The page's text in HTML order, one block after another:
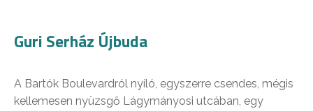
Guri Serház Újbuda
A Bartók Boulevardról nyíló, egyszerre csendes, mégis
kellemesen nyüzsgő Lágymányosi utcában, egy